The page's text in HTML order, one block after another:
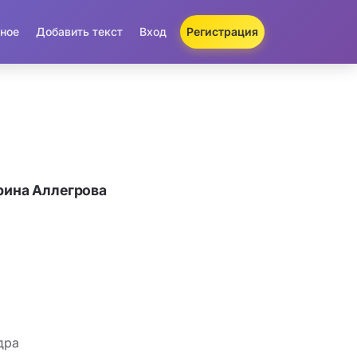
Добавить текст Вход Регистрация
Аллегрова